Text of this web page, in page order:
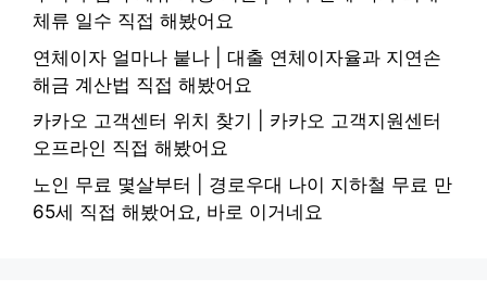
체류 일수 직접 해봤어요
연체이자 얼마나 붙나 | 대출 연체이자율과 지연손
해금 계산법 직접 해봤어요
카카오 고객센터 위치 찾기 | 카카오 고객지원센터
오프라인 직접 해봤어요
노인 무료 몇살부터 | 경로우대 나이 지하철 무료 만
65세 직접 해봤어요, 바로 이거네요